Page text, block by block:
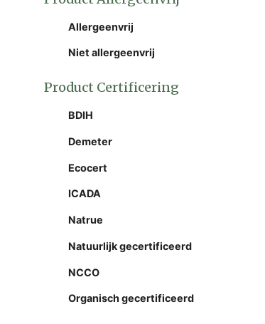
Allergeenvrij
Niet allergeenvrij
Product Certificering
BDIH
Demeter
Ecocert
ICADA
Natrue
Natuurlijk gecertificeerd
NCCO
Organisch gecertificeerd